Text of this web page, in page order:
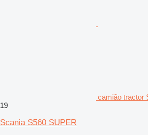
camião tractor
19
Scania S560 SUPER